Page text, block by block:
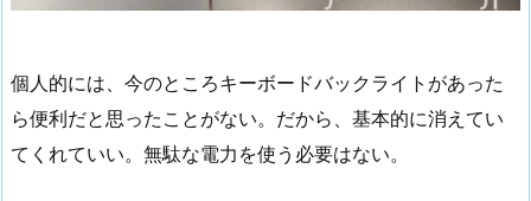
個人的には、今のところキーボードバックライトがあった
ら便利だと思ったことがない。だから、基本的に消えてい
てくれていい。無駄な電力を使う必要はない。